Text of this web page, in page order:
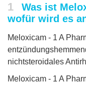
1
Was ist
wofür wird es
Meloxicam - 1 A
nichtsteroidales
Meloxicam - 1 A